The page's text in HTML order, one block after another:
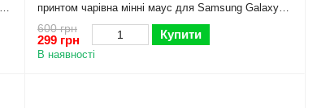
принтом чарівна мінні маус для Samsung Galaxy
A26 (SM-A266) молочний (Повний захист камери)
600 грн
299 грн Купити
В наявності